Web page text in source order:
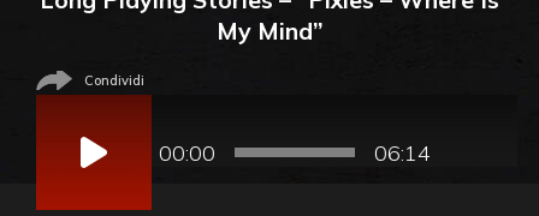
My Mind”
Condividi
00:00 06:14